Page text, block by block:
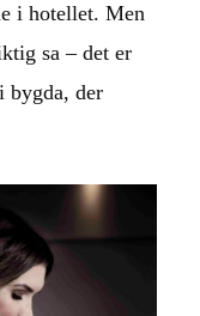
i hotellet. Men
sa – det er
bygda, der